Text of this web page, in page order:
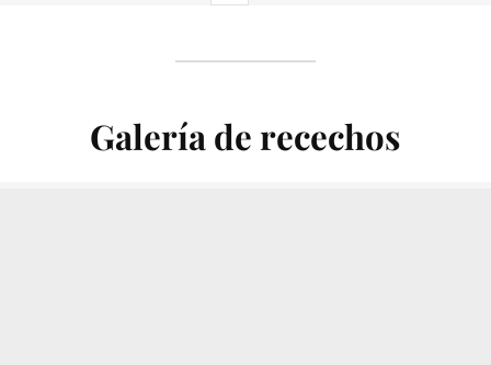
Galería de recechos